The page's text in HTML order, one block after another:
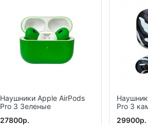
Наушники Apple AirPods
Pro 3 Зеленые
27800р.
Pro 3
29900р.